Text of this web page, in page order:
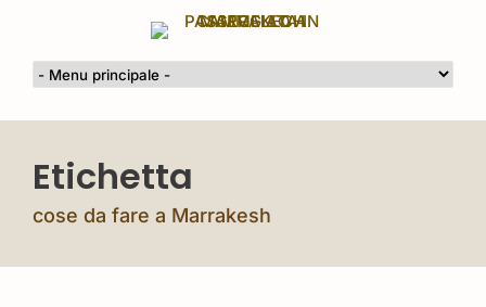
Etichetta
cose da fare a Marrakesh